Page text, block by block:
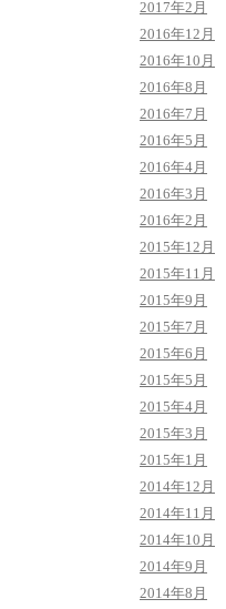
2017年2月
2016年12月
2016年10月
2016年8月
2016年7月
2016年5月
2016年4月
2016年3月
2016年2月
2015年12月
2015年11月
2015年9月
2015年7月
2015年6月
2015年5月
2015年4月
2015年3月
2015年1月
2014年12月
2014年11月
2014年10月
2014年9月
2014年8月